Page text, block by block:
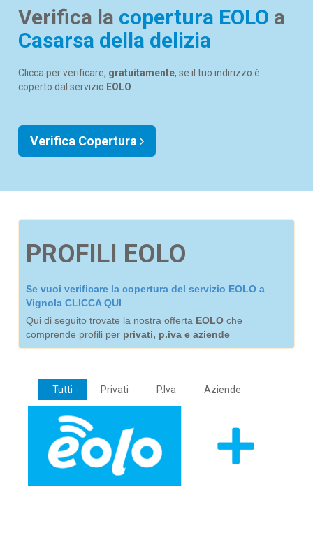
Verifica la copertura EOLO a
Casarsa della delizia
Clicca per verificare, gratuitamente, se il tuo indirizzo è
coperto dal servizio EOLO
Verifica Copertura
PROFILI EOLO
Se vuoi verificare la copertura del servizio EOLO a
Vignola CLICCA QUI
Qui di seguito trovate la nostra offerta EOLO che
comprende profili per privati, p.iva e aziende
Tutti Privati P.Iva Aziende